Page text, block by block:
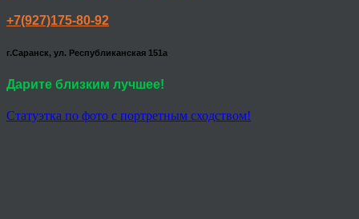
+7(927)175-80-92
г.Саранск, ул. Республиканская 151а
Дарите близким лучшее!
Статуэтка по фото с портретным сходством!